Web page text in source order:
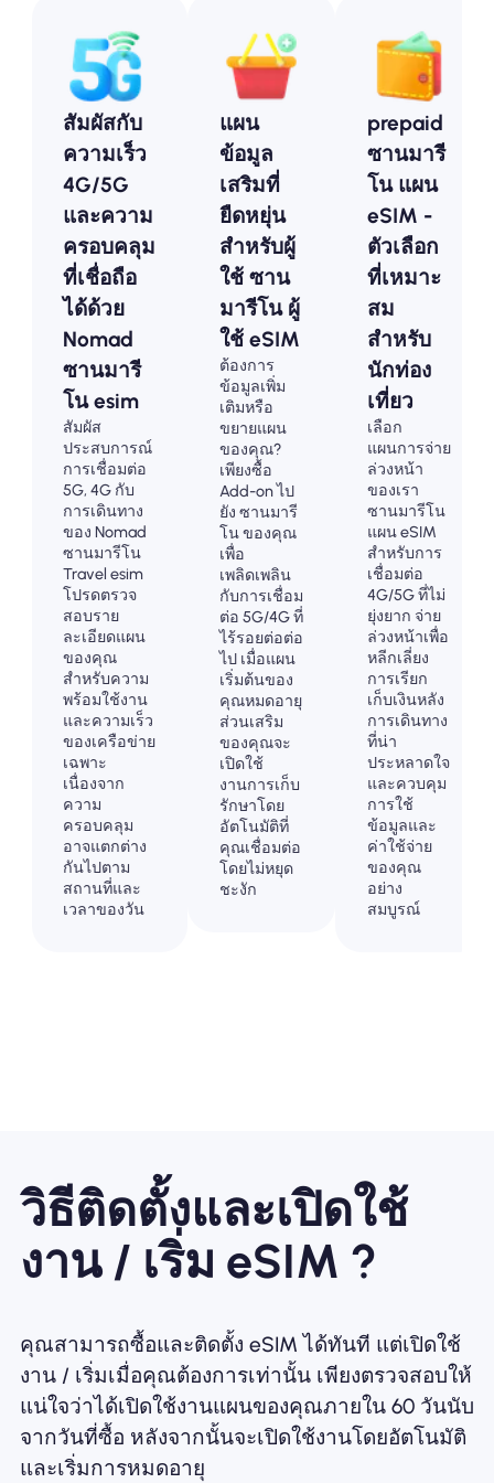
สัมผัสกับ
ความเร็ว
4G/5G
และความ
ครอบคลุม
ที่เชื่อถือ
ได้ด้วย
Nomad
ซานมารี
โน esim
สัมผัส
ประสบการณ์
การเชื่อมต่อ
5G, 4G กับ
การเดินทาง
ของ Nomad
ซานมารีโน
Travel esim
โปรดตรวจ
สอบราย
ละเอียดแผน
ของคุณ
สำหรับความ
พร้อมใช้งาน
และความเร็ว
ของเครือข่าย
เฉพาะ
เนื่องจาก
ความ
ครอบคลุม
อาจแตกต่าง
กันไปตาม
สถานที่และ
เวลาของวัน
แผน
ข้อมูล
เสริมที่
ยืดหยุ่น
สำหรับผู้
ใช้ ซาน
มารีโน ผู้
ใช้ eSIM
ต้องการ
ข้อมูลเพิ่ม
เติมหรือ
ขยายแผน
ของคุณ?
เพียงซื้อ
Add-on ไป
ยัง ซานมารี
โน ของคุณ
เพื่อ
เพลิดเพลิน
กับการเชื่อม
ต่อ 5G/4G ที่
ไร้รอยต่อต่อ
ไป เมื่อแผน
เริ่มต้นของ
คุณหมดอายุ
ส่วนเสริม
ของคุณจะ
เปิดใช้
งานการเก็บ
รักษาโดย
อัตโนมัติที่
คุณเชื่อมต่อ
โดยไม่หยุด
ชะงัก
prepaid
ซานมารี
โน แผน
eSIM -
ตัวเลือก
ที่เหมาะ
สม
สำหรับ
นักท่อง
เที่ยว
เลือก
แผนการจ่าย
ล่วงหน้า
ของเรา
ซานมารีโน
แผน eSIM
สำหรับการ
เชื่อมต่อ
4G/5G ที่ไม่
ยุ่งยาก จ่าย
ล่วงหน้าเพื่อ
หลีกเลี่ยง
การเรียก
เก็บเงินหลัง
การเดินทาง
ที่น่า
ประหลาดใจ
และควบคุม
การใช้
ข้อมูลและ
ค่าใช้จ่าย
ของคุณ
อย่าง
สมบูรณ์
วิธีติดตั้งและเปิดใช้
งาน / เริ่ม eSIM ?
คุณสามารถซื้อและติดตั้ง eSIM ได้ทันที แต่เปิดใช้
งาน / เริ่มเมื่อคุณต้องการเท่านั้น เพียงตรวจสอบให้
แน่ใจว่าได้เปิดใช้งานแผนของคุณภายใน 60 วันนับ
จากวันที่ซื้อ หลังจากนั้นจะเปิดใช้งานโดยอัตโนมัติ
และเริ่มการหมดอายุ